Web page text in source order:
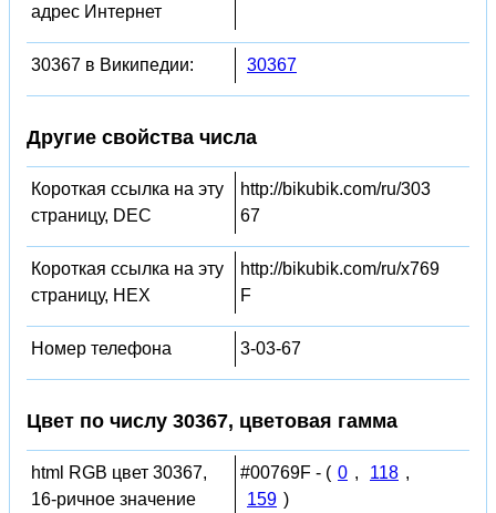
адрес Интернет
30367 в Википедии: 30367
Другие свойства числа
Короткая ссылка на эту
страницу, DEC
http://bikubik.com/ru/303
67
Короткая ссылка на эту
страницу, HEX
http://bikubik.com/ru/x769
F
Номер телефона 3-03-67
Цвет по числу 30367, цветовая гамма
html RGB цвет 30367,
16-ричное значение
#00769F - ( 0 , 118 ,
159 )